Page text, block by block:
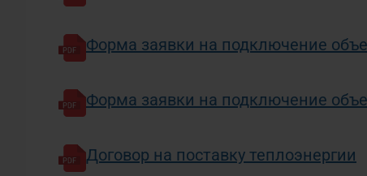
Форма заявки на подключение
Форма заявки на подключение
Договор на поставку теплоэнергии